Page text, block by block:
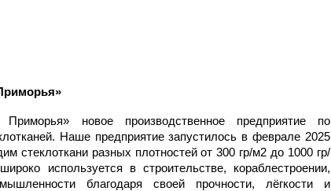
новое производственное предприятие по
Наше предприятие запустилось в феврале 2025
стеклоткани разных плотностей от 300 гр/м2 до 1000 гр/
используется в строительстве, кораблестроении,
благодаря своей прочности, лёгкости и